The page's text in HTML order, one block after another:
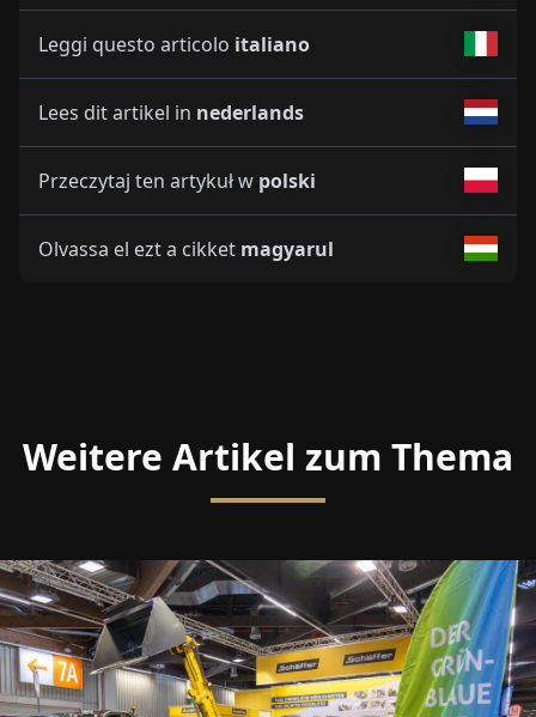
Leggi questo articolo italiano
Lees dit artikel in nederlands
Przeczytaj ten artykuł w polski
Olvassa el ezt a cikket magyarul
Weitere Artikel zum Thema